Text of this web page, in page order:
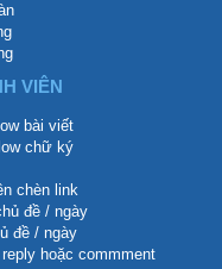
VIÊN
bài viết
chữ ký
chèn link
đề / ngày
đề / ngày
hoặc commment